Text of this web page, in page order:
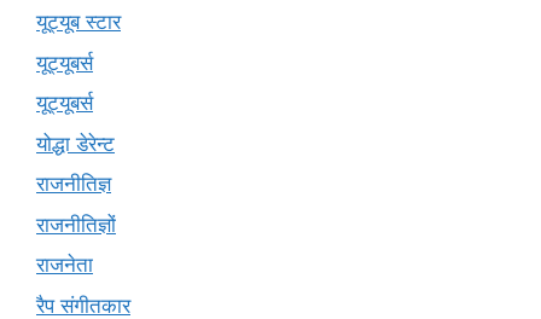
यूट्यूब स्टार
यूट्यूबर्स
यूट्‍यूबर्स
योद्धा डेरेन्ट
राजनीतिज्ञ
राजनीतिज्ञों
राजनेता
रैप संगीतकार